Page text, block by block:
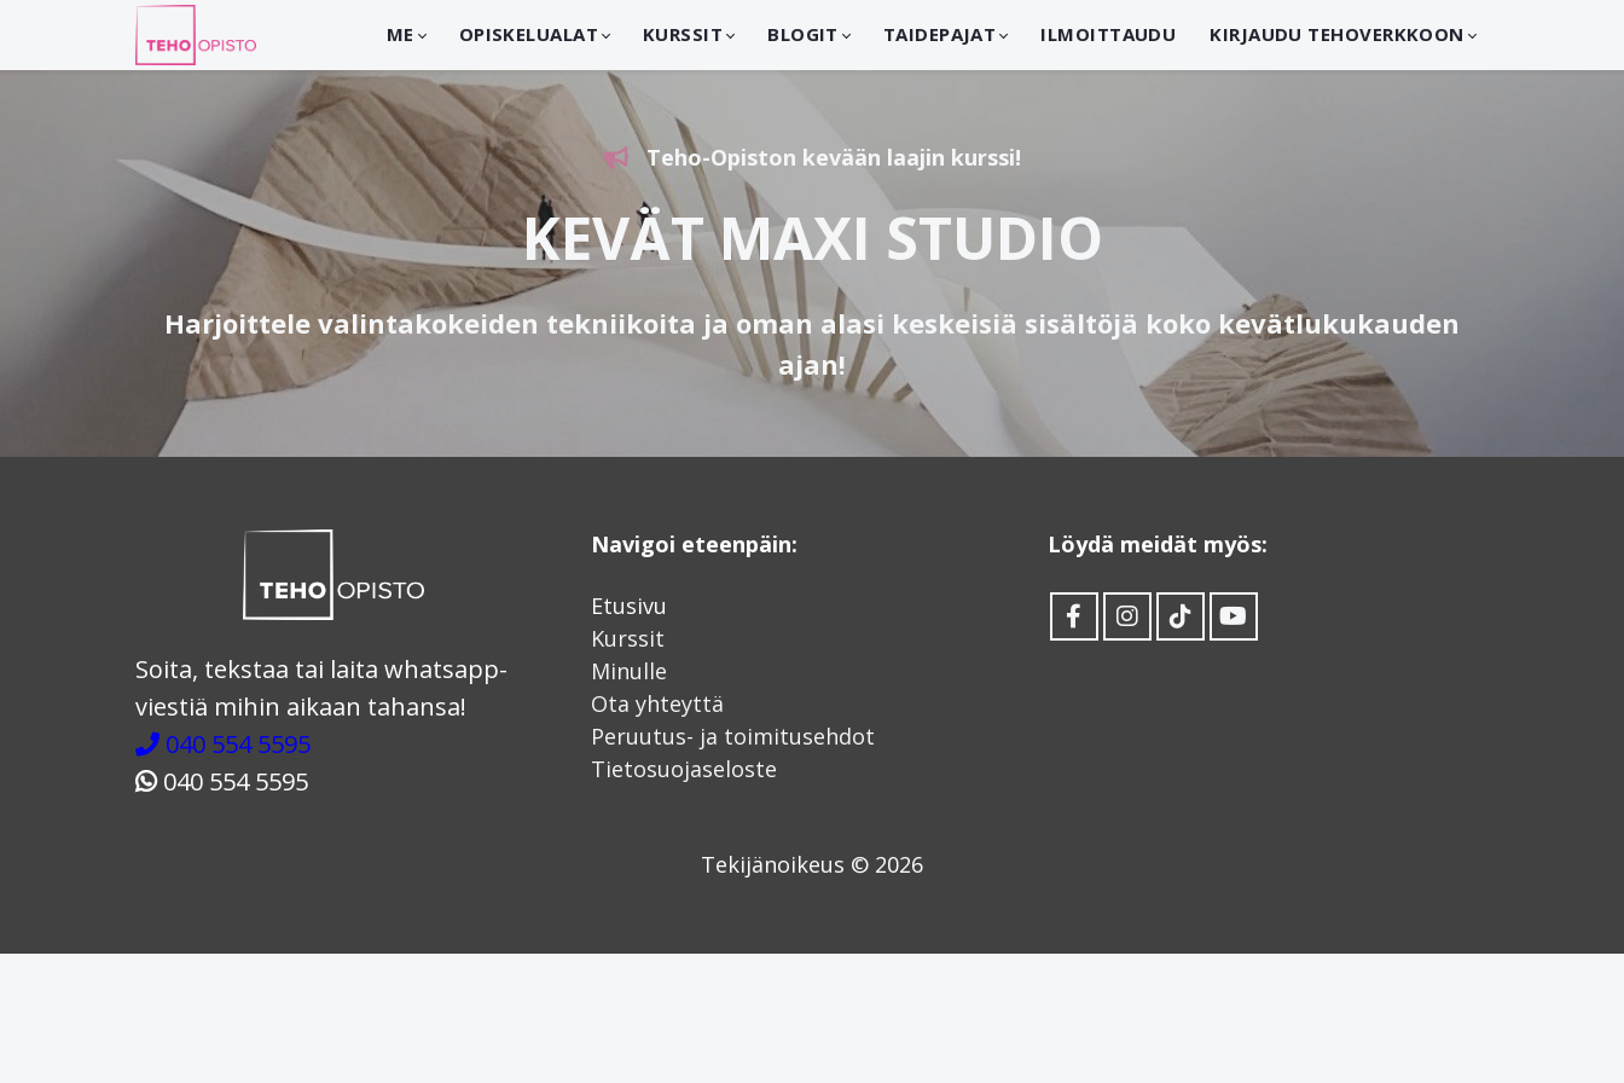
ME OPISKELUALAT KURSSIT BLOGIT TAIDEPAJAT ILMOITTAUDU KIRJAUDU TEHOVERKKOON
Teho-Opiston kevään laajin kurssi!
KEVÄT MAXI STUDIO
Harjoittele valintakokeiden tekniikoita ja oman alasi keskeisiä sisältöjä koko kevätlukukauden
ajan!
Soita, tekstaa tai laita whatsapp-
viestiä mihin aikaan tahansa!
040 554 5595
040 554 5595
Navigoi eteenpäin:
Etusivu
Kurssit
Minulle
Ota yhteyttä
Peruutus- ja toimitusehdot
Tietosuojaseloste
Löydä meidät myös:
Tekijänoikeus © 2026